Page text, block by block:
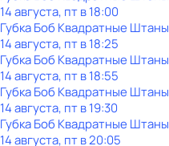
14 августа, пт в 18:00
Губка Боб Квадратные Штаны
14 августа, пт в 18:25
Губка Боб Квадратные Штаны
14 августа, пт в 18:55
Губка Боб Квадратные Штаны
14 августа, пт в 19:30
Губка Боб Квадратные Штаны
14 августа, пт в 20:05